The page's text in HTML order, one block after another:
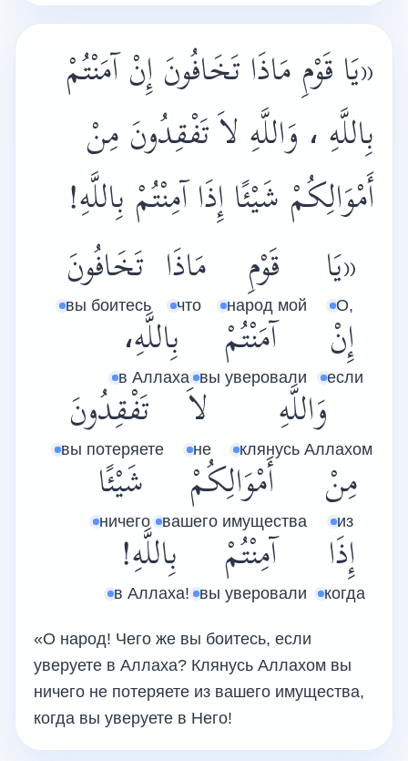
«يَا قَوْمِ مَاذَا تَخَافُونَ إِنْ آمَنْتُمْ
بِاللَّهِ ، وَاللَّهِ لاَ تَفْقِدُونَ مِنْ
أَمْوَالِكُمْ شَيْئًا إِذَا آمِنْتُمْ بِاللَّهِ!
«يَا
О,
قَوْمِ
народ мой
مَاذَا
что
تَخَافُونَ
вы боитесь
إِنْ
если
آمَنْتُمْ
вы уверовали
بِاللَّهِ،
в Аллаха
وَاللَّهِ
клянусь Аллахом
لاَ
не
تَفْقِدُونَ
вы потеряете
مِنْ
из
أَمْوَالِكُمْ
вашего имущества
شَيْئًا
ничего
إِذَا
когда
آمِنْتُمْ
вы уверовали
بِاللَّهِ!
в Аллаха!
«О народ! Чего же вы боитесь, если
уверуете в Аллаха? Клянусь Аллахом вы
ничего не потеряете из вашего имущества,
когда вы уверуете в Него!